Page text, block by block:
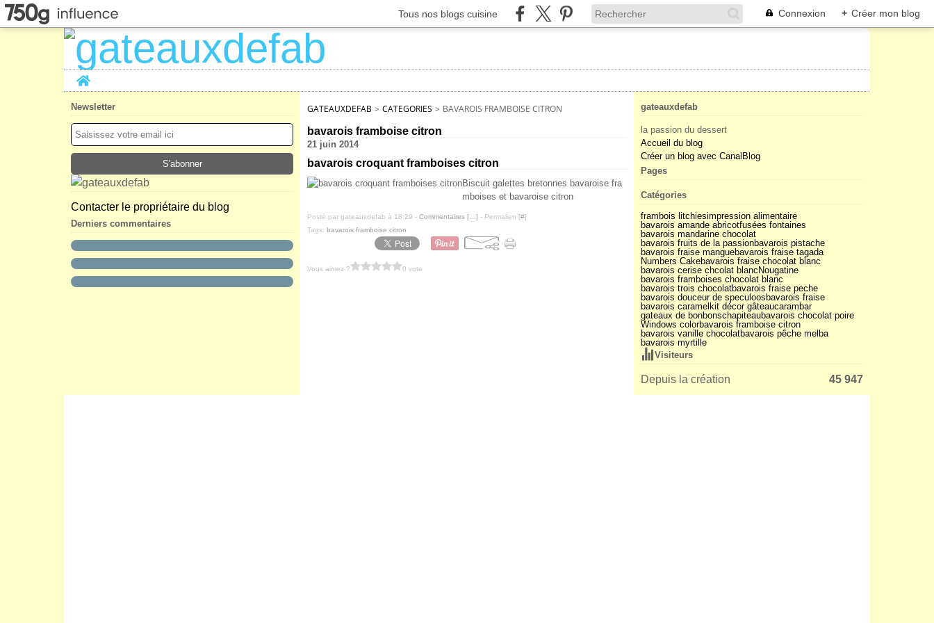
Tous nos blogs cuisine Connexion + Créer mon blog
Home
Newsletter
Contacter le propriétaire du blog
Derniers commentaires
GATEAUXDEFAB > CATEGORIES > BAVAROIS FRAMBOISE CITRON
bavarois framboise citron
21 juin 2014
bavarois croquant framboises citron
Biscuit galettes bretonnes bavaroise fra
mboises et bavaroise citron
Posté par gateauxdefab à 18:29 - Commentaires [ ] - Permalien [#]
Tags: bavarois framboise citron
Vous aimez ? 0 vote
gateauxdefab
la passion du dessert
Accueil du blog
Créer un blog avec CanalBlog
Pages
Catégories
frambois litchiesimpression alimentaire
bavarois amande abricotfusées fontaines
bavarois mandarine chocolat
bavarois fruits de la passionbavarois pistache
bavarois fraise manguebavarois fraise tagada
Numbers Cakebavarois fraise chocolat blanc
bavarois cerise chcolat blanc Nougatine
bavarois framboises chocolat blanc
bavarois trois chocolatbavarois fraise peche
bavarois douceur de speculoos bavarois fraise
bavarois caramel kit décor gâteaucarambar
gateaux de bonbonschapiteaubavarois chocolat poire
Windows colorbavarois framboise citron
bavarois vanille chocolatbavarois pêche melba
bavarois myrtille
Visiteurs
Depuis la création 45 947